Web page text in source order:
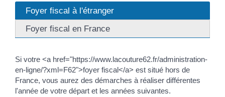
Foyer fiscal à l'étranger
Foyer fiscal en France
Si votre <a href="https://www.lacouture62.fr/administration-
en-ligne/?xml=F62">foyer fiscal</a> est situé hors de
France, vous aurez des démarches à réaliser différentes
l'année de votre départ et les années suivantes.